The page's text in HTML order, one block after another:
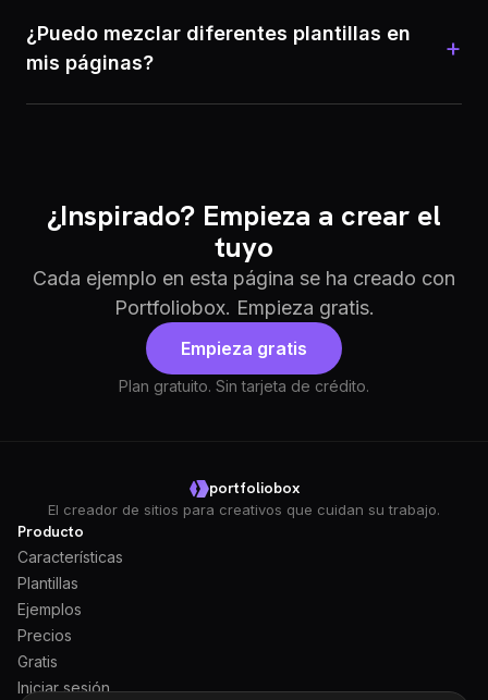
¿Puedo mezclar diferentes plantillas en
mis páginas?
+
¿Inspirado? Empieza a crear el
tuyo
Cada ejemplo en esta página se ha creado con
Portfoliobox. Empieza gratis.
Empieza gratis
Plan gratuito. Sin tarjeta de crédito.
portfoliobox
El creador de sitios para creativos que cuidan su trabajo.
Producto
Características
Plantillas
Ejemplos
Precios
Gratis
Iniciar sesión